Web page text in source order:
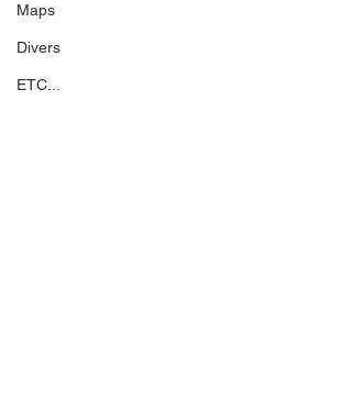
Maps
Divers
ETC...